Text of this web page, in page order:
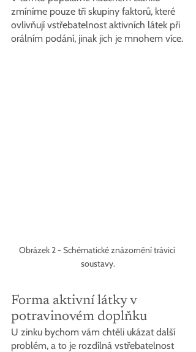
zmíníme pouze tři skupiny faktorů, které
ovlivňují vstřebatelnost aktivních látek při
orálním podání, jinak jich je mnohem více.
Obrázek 2 - Schématické znázornění trávicí
soustavy.
Forma aktivní látky v
potravinovém doplňku
U zinku bychom vám chtěli ukázat další
problém, a to je rozdílná vstřebatelnost